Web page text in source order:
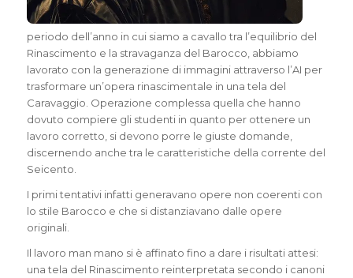
periodo dell’anno in cui siamo a cavallo tra l’equilibrio del
Rinascimento e la stravaganza del Barocco, abbiamo
lavorato con la generazione di immagini attraverso l’AI per
trasformare un’opera rinascimentale in una tela del
Caravaggio. Operazione complessa quella che hanno
dovuto compiere gli studenti in quanto per ottenere un
lavoro corretto, si devono porre le giuste domande,
discernendo anche tra le caratteristiche della corrente del
Seicento.
I primi tentativi infatti generavano opere non coerenti con
lo stile Barocco e che si distanziavano dalle opere
originali.
Il lavoro man mano si è affinato fino a dare i risultati attesi:
una tela del Rinascimento reinterpretata secondo i canoni